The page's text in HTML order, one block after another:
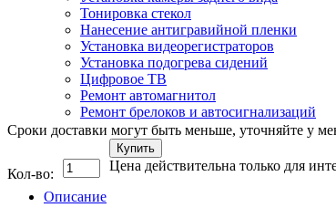
Тонировка стекол
Нанесение антигравийной пленки
Установка видеорегистраторов
Установка подогрева сидений
Цифровое ТВ
Ремонт автомагнитол
Ремонт брелоков и автосигнализаций
Сроки доставки могут быть меньше, уточняйте у
Кол-во:
Купить
Цена действительна только для
Описание